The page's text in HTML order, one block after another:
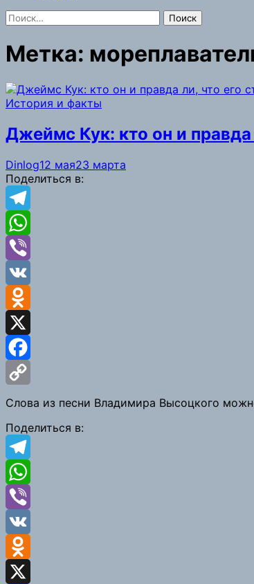
Найти:
Метка:
История и факты
Джеймс Кук: кто он и
Dinlog12 мая23 марта
Поделиться в:
Telegram
WhatsApp
Viber
VK
Odnoklassniki
X
Facebook
Copy
Link
Слова из песни Владимира Высоцкого
Поделиться в:
Telegram
WhatsApp
Viber
VK
Odnoklassniki